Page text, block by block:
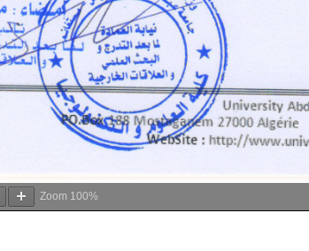
Zoom 100%